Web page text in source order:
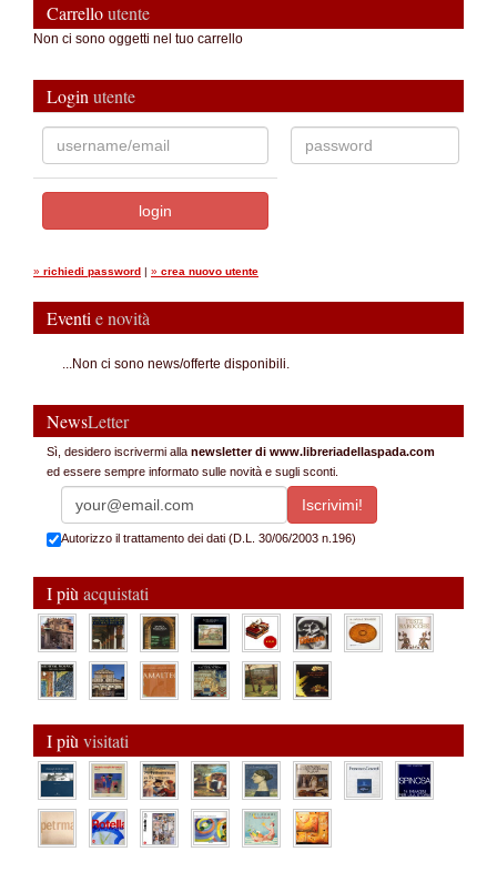
Carrelloutente
Non ci sono oggetti nel tuo carrello
Login utente
» richiedi password | » crea nuovo utente
Eventi e novità
...Non ci sono news/offerte disponibili.
NewsLetter
Sì, desidero iscrivermi alla newsletter di www.libreriadellaspada.com
ed essere sempre informato sulle novità e sugli sconti.
Autorizzo il trattamento dei dati (D.L. 30/06/2003 n.196)
I più acquistati
I più visitati